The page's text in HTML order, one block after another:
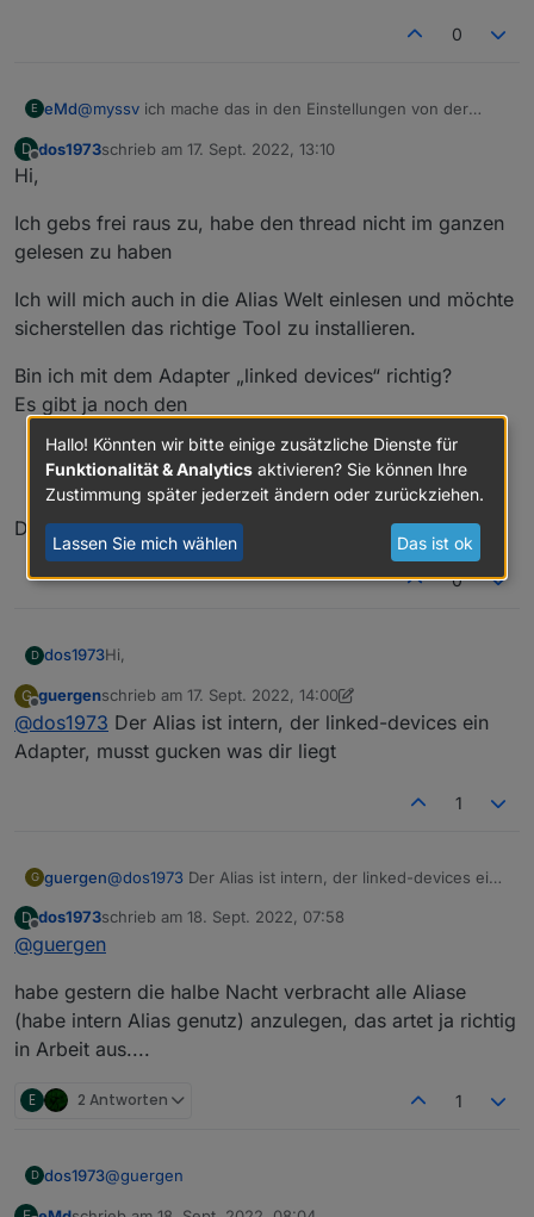
0
E eMd@myssv ich mache das in den Einstellungen von der
MfG
D dos1973schrieb am 17. Sept. 2022, 13:10
zuletzt editiert von
Hi,
Ich gebs frei raus zu, habe den thread nicht im ganzen
gelesen zu haben
Ich will mich auch in die Alias Welt einlesen und möchte
sicherstellen das richtige Tool zu installieren.
Bin ich mit dem Adapter „linked devices“ richtig?
Es gibt ja noch den
Alias manager, und auch
geräte verwalten
Danke euch
0
D dos1973Hi,
Ich gebs frei raus zu, habe den thread nicht im
ganzen gelesen zu haben
Ich will mich auch in die Alias Welt einlesen und
möchte sicherstellen das richtige Tool zu installieren.
G
Offline
guergenschrieb am 17. Sept. 2022, 14:00
zuletzt editiert von guergen
@dos1973 Der Alias ist intern, der linked-devices ein
Adapter, musst gucken was dir liegt
1
G guergen@dos1973 Der Alias ist intern, der linked-devices ein
D dos1973schrieb am 18. Sept. 2022, 07:58
zuletzt editiert von
@guergen
habe gestern die halbe Nacht verbracht alle Aliase
(habe intern Alias genutz) anzulegen, das artet ja richtig
in Arbeit aus....
E 2 Antworten 1
D dos1973@guergen
Hallo! Könnten wir bitte einige zusätzliche Dienste für
Funktionalität & Analytics aktivieren? Sie können Ihre
Zustimmung später jederzeit ändern oder zurückziehen.
Lassen Sie mich wählen Das ist ok